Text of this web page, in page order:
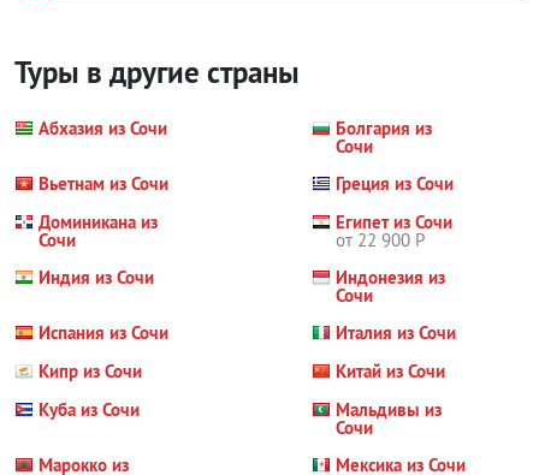
Туры в другие страны
Абхазия из Сочи Болгария из
Сочи
Вьетнам из Сочи
Греция из Сочи
Доминикана из
Сочи
Египет из Сочи
от 22 900 Р
Индия из Сочи
Индонезия из
Сочи
Испания из Сочи
Италия из Сочи
Кипр из Сочи
Китай из Сочи
Куба из Сочи
Мальдивы из
Сочи
Марокко из
Мексика из Сочи